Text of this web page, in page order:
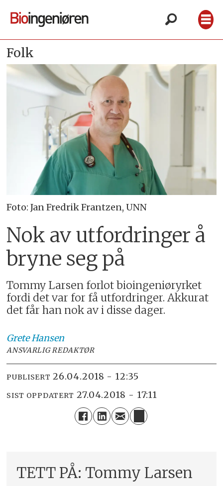
Folk
Foto: Jan Fredrik Frantzen, UNN
Nok av utfordringer å
bryne seg på
Tommy Larsen forlot bioingeniøryrket
fordi det var for få utfordringer. Akkurat
det får han nok av i disse dager.
Grete Hansen
ANSVARLIG REDAKTØR
PUBLISERT 26.04.2018 - 12:35
SIST OPPDATERT 27.04.2018 - 17:11
TETT PÅ: Tommy Larsen